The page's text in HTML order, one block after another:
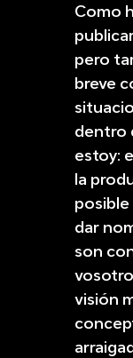
Como
pero
breve
dentro
estoy:
la
posible
dar
son
visión